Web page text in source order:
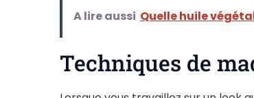
A lire aussi Quelle huile
Techniques de